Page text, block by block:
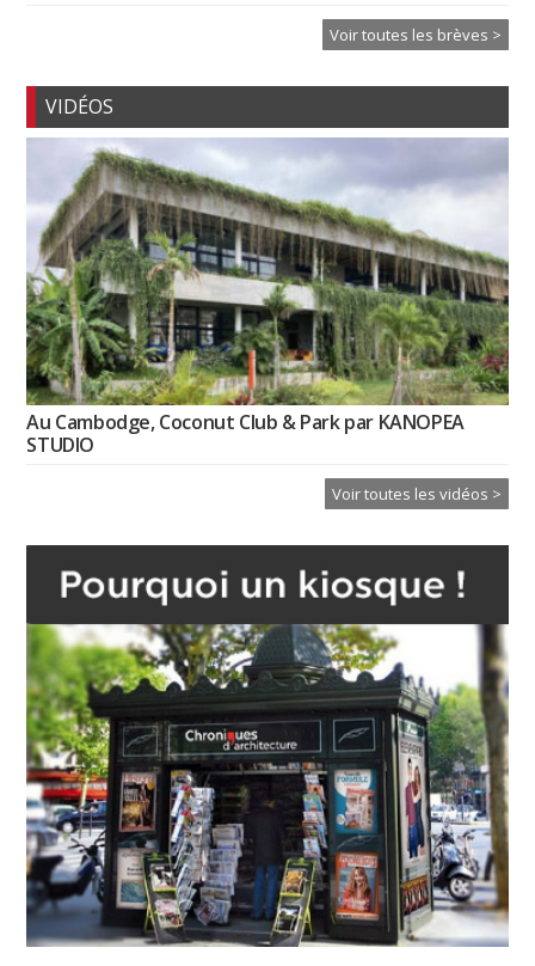
Voir toutes les brèves >
VIDÉOS
Au Cambodge, Coconut Club & Park par KANOPEA
STUDIO
Voir toutes les vidéos >